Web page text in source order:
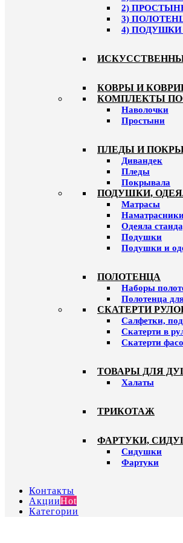
2)
3)
4) ПОДУШКИ
КОВРЫ И
КОМПЛЕКТЫ
Наволочки
Простыни
ПЛЕДЫ И
Дивандек
Пледы
Покрывала
ПОДУШКИ,
Матрасы
Одеяла
Подушки
Подушки и
ПОЛОТЕНЦА
Наборы
Полотенца
СКАТЕРТИ
Салфетки,
Скатерти в
Скатерти
ТОВАРЫ ДЛЯ
Халаты
ТРИКОТАЖ
ФАРТУКИ,
Сидушки
Фартуки
Контакты
АкцииHot
Категории